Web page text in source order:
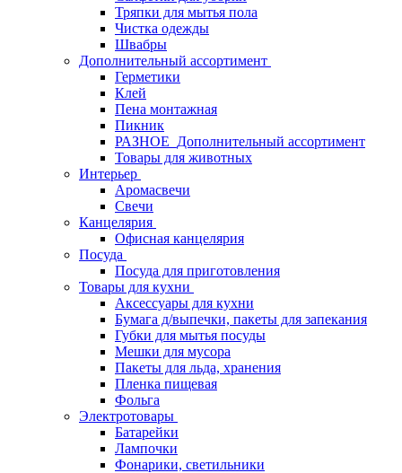
Тряпки для мытья пола
Чистка одежды
Швабры
Дополнительный ассортимент
Герметики
Клей
Пена монтажная
Пикник
РАЗНОЕ_Дополнительный ассортимент
Товары для животных
Интерьер
Аромасвечи
Свечи
Канцелярия
Офисная канцелярия
Посуда
Посуда для приготовления
Товары для кухни
Аксессуары для кухни
Бумага д/выпечки, пакеты для запекания
Губки для мытья посуды
Мешки для мусора
Пакеты для льда, хранения
Пленка пищевая
Фольга
Электротовары
Батарейки
Лампочки
Фонарики, светильники